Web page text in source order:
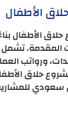
الأطفال
الأطفال
المقدمة. تشمل
ورواتب
حلاق
و200,000 ريال سعودي